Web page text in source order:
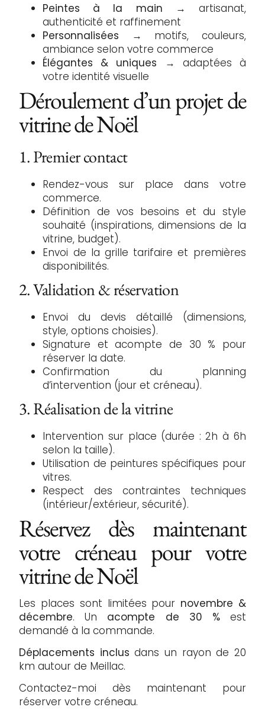
Peintes à la main → artisanat,
authenticité et raffinement
Personnalisées → motifs, couleurs,
ambiance selon votre commerce
Élégantes & uniques → adaptées à
votre identité visuelle
Déroulement d’un projet de
vitrine de Noël
1. Premier contact
Rendez-vous sur place dans votre
commerce.
Définition de vos besoins et du style
souhaité (inspirations, dimensions de la
vitrine, budget).
Envoi de la grille tarifaire et premières
disponibilités.
2. Validation & réservation
Envoi du devis détaillé (dimensions,
style, options choisies).
Signature et acompte de 30 % pour
réserver la date.
Confirmation du planning
d’intervention (jour et créneau).
3. Réalisation de la vitrine
Intervention sur place (durée : 2h à 6h
selon la taille).
Utilisation de peintures spécifiques pour
vitres.
Respect des contraintes techniques
(intérieur/extérieur, sécurité).
Réservez dès maintenant
votre créneau pour votre
vitrine de Noël
Les places sont limitées pour novembre &
décembre. Un acompte de 30 %est
demandé à la commande.
Déplacements inclus dans un rayon de 20
km autour de Meillac.
Contactez-moi dès maintenant pour
réserver votre créneau.